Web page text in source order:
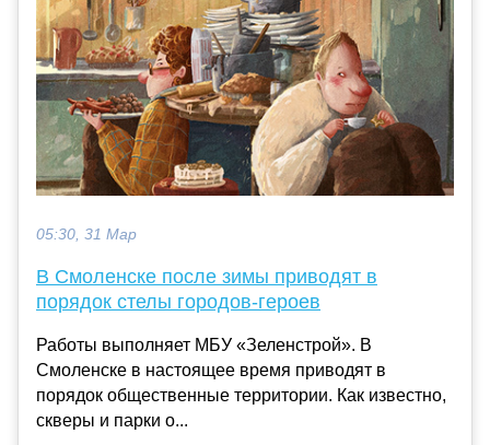
05:30, 31 Мар
В Смоленске после зимы приводят в
порядок стелы городов-героев
Работы выполняет МБУ «Зеленстрой». В
Смоленске в настоящее время приводят в
порядок общественные территории. Как известно,
скверы и парки о...